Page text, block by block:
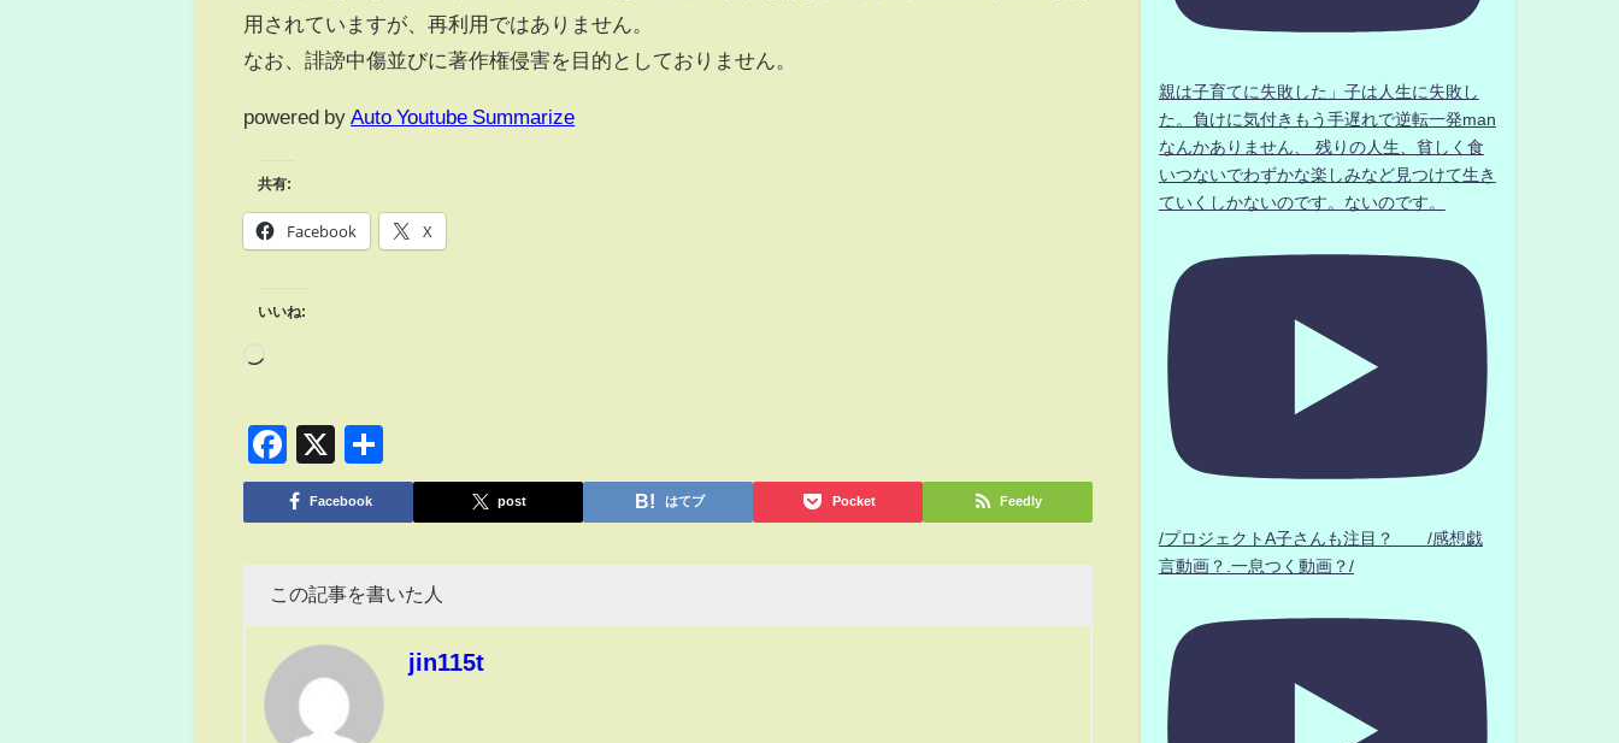
用されていますが、再利用ではありません。
なお、誹謗中傷並びに著作権侵害を目的としておりません。
powered by Auto Youtube Summarize
共有:
Facebook X
いいね:
Facebook
X
有
Facebook post はてブ Pocket Feedly
この記事を書いた人
jin115t
親は子育てに失敗した」子は人生に失敗し
た。負けに気付きもう手遅れで逆転一発man
なんかありません、 残りの人生、貧しく食
いつないでわずかな楽しみなど見つけて生き
ていくしかないのです。ないのです。
/プロジェクトA子さんも注目？ /感想戯
言動画？.一息つく動画？/